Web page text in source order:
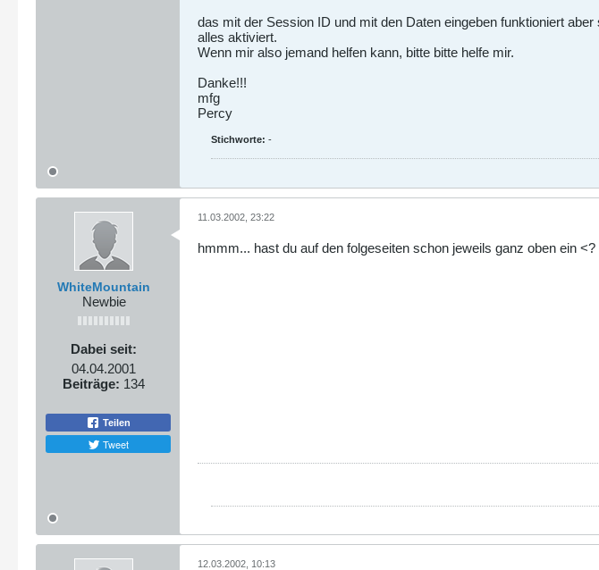
das mit der Session ID und mit den Daten eingeben funktioniert
alles aktiviert.
Wenn mir also jemand helfen kann, bitte bitte helfe mir.
Danke!!!
mfg
Percy
Stichworte: -
WhiteMountain
Newbie
Dabei seit:
04.04.2001
Beiträge: 134
Teilen
Tweet
11.03.2002, 23:22
hmmm... hast du auf den folgeseiten schon jeweils ganz oben ein
12.03.2002, 10:13